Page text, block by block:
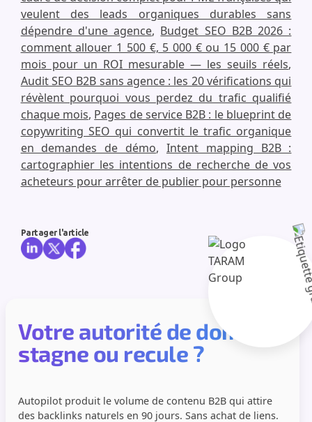
Votre autorité de domaine
stagne ou recule ?
Autopilot produit le volume de contenu B2B qui attire
des backlinks naturels en 90 jours. Sans achat de liens.
veulent des leads organiques durables sans
dépendre d'une agence, Budget SEO B2B 2026 :
comment allouer 1 500 €, 5 000 € ou 15 000 € par
mois pour un ROI mesurable — les seuils réels,
Audit SEO B2B sans agence : les 20 vérifications qui
révèlent pourquoi vous perdez du trafic qualifié
chaque mois, Pages de service B2B : le blueprint de
copywriting SEO qui convertit le trafic organique
en demandes de démo, Intent mapping B2B :
cartographier les intentions de recherche de vos
acheteurs pour arrêter de publier pour personne
Partager l'article